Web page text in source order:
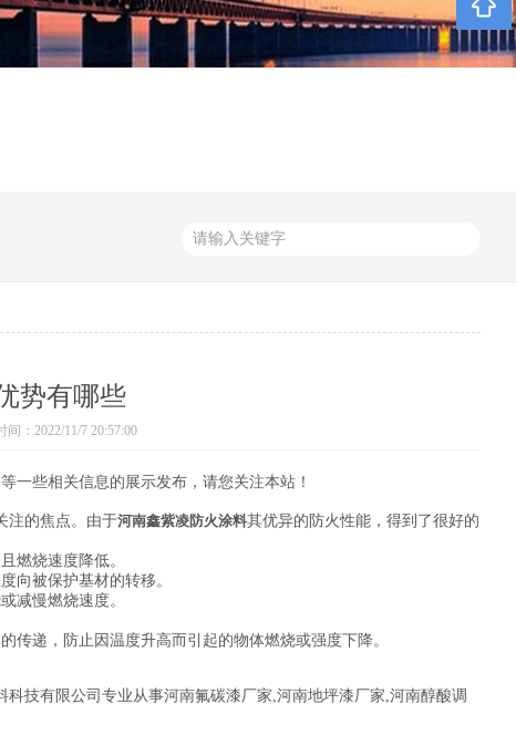
势有哪些
间：2022/11/7 20:57:00
一些相关信息的展示发布，请您关注本站！
注的焦点。由于河南鑫紫凌防火涂料其优异的防火性能，得到了很好的
燃烧速度降低。
向被保护基材的转移。
减慢燃烧速度。
传递，防止因温度升高而引起的物体燃烧或强度下降。
技有限公司专业从事河南氟碳漆厂家,河南地坪漆厂家,河南醇酸调